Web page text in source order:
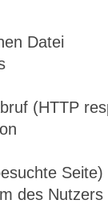
Datei
(HTTP
Seite)
des